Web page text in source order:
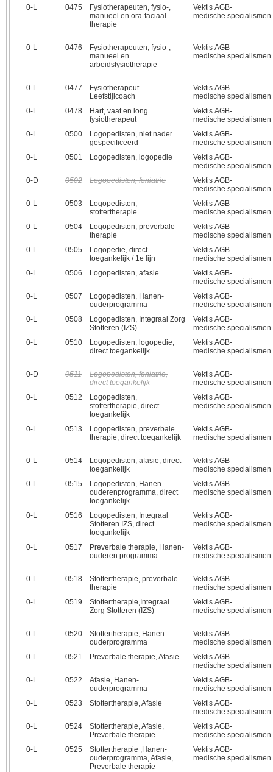
0‑L 0475
Fysiotherapeuten, fysio-,
manueel en ora-faciaal
therapie
Vektis AGB-
medische specialismen
0‑L 0476
Fysiotherapeuten, fysio-,
manueel en
arbeidsfysiotherapie
Vektis AGB-
medische specialismen
0‑L 0477
Fysiotherapeut
Leefstijlcoach
Vektis AGB-
medische specialismen
0‑L
0478
Hart, vaat en long
fysiotherapeut
Vektis AGB-
medische specialismen
0‑L
0500
Logopedisten, niet nader
gespecificeerd
Vektis AGB-
medische specialismen
0‑L
0501 Logopedisten, logopedie
Vektis AGB-
medische specialismen
0‑D
0502 Logopedisten, foniatrie
Vektis AGB-
medische specialismen
0‑L
0503
Logopedisten,
stottertherapie
Vektis AGB-
medische specialismen
0‑L
0504
Logopedisten, preverbale
therapie
Vektis AGB-
medische specialismen
0‑L
0505
Logopedie, direct
toegankelijk / 1e lijn
Vektis AGB-
medische specialismen
0‑L
0506 Logopedisten, afasie
Vektis AGB-
medische specialismen
0‑L
0507
Logopedisten, Hanen-
ouderprogramma
Vektis AGB-
medische specialismen
0‑L
0508
Logopedisten, Integraal Zorg
Stotteren (IZS)
Vektis AGB-
medische specialismen
0‑L
0510
Logopedisten, logopedie,
direct toegankelijk
Vektis AGB-
medische specialismen
0‑D 0511
Logopedisten, foniatrie,
direct toegankelijk
Vektis AGB-
medische specialismen
0‑L
0512
Logopedisten,
stottertherapie, direct
toegankelijk
Vektis AGB-
medische specialismen
0‑L 0513
Logopedisten, preverbale
therapie, direct toegankelijk
Vektis AGB-
medische specialismen
0‑L 0514
Logopedisten, afasie, direct
toegankelijk
Vektis AGB-
medische specialismen
0‑L
0515
Logopedisten, Hanen-
ouderenprogramma, direct
toegankelijk
Vektis AGB-
medische specialismen
0‑L 0516
Logopedisten, Integraal
Stotteren IZS, direct
toegankelijk
Vektis AGB-
medische specialismen
0‑L 0517
Preverbale therapie, Hanen-
ouderen programma
Vektis AGB-
medische specialismen
0‑L 0518
Stottertherapie, preverbale
therapie
Vektis AGB-
medische specialismen
0‑L
0519
Stottertherapie,Integraal
Zorg Stotteren (IZS)
Vektis AGB-
medische specialismen
0‑L 0520
Stottertherapie, Hanen-
ouderprogramma
Vektis AGB-
medische specialismen
0‑L
0521 Preverbale therapie, Afasie
Vektis AGB-
medische specialismen
0‑L
0522
Afasie, Hanen-
ouderprogramma
Vektis AGB-
medische specialismen
0‑L
0523 Stottertherapie, Afasie
Vektis AGB-
medische specialismen
0‑L
0524
Stottertherapie, Afasie,
Preverbale therapie
Vektis AGB-
medische specialismen
0‑L
0525
Stottertherapie ,Hanen-
ouderprogramma, Afasie,
Preverbale therapie
Vektis AGB-
medische specialismen